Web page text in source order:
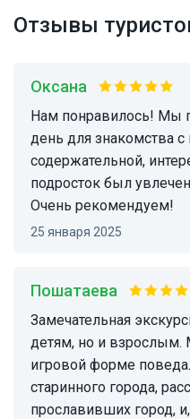
Отзывы
Оксана
Нам понравилось! Мы приехали в Киров на 1
день для знакомства
содержательной,
подросток был
Очень рекомендуем!
25 января 2025
Пошатаева
Замечательная экскурсия подойдёт не только
детям, но и взрослым.
игровой форме
старинного города,
прославивших город,